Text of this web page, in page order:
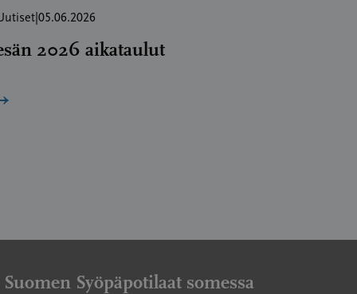
| 05.06.2026
2026 aikataulut
Suomen Syöpäpotilaat somessa